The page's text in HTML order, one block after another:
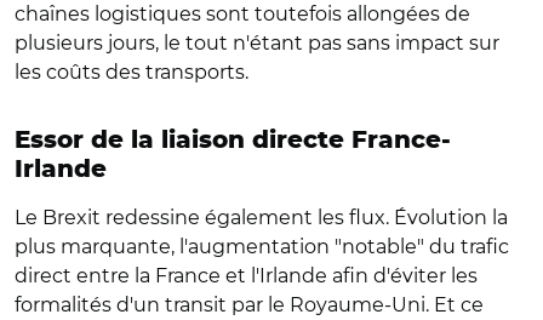
chaînes logistiques sont toutefois allongées de
plusieurs jours, le tout n'étant pas sans impact sur
les coûts des transports.
Essor de la liaison directe France-
Irlande
Le Brexit redessine également les flux. Évolution la
plus marquante, l'augmentation "notable" du trafic
direct entre la France et l'Irlande afin d'éviter les
formalités d'un transit par le Royaume-Uni. Et ce